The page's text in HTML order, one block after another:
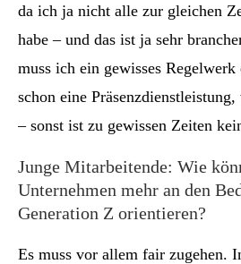
da ich ja nicht alle zur gleichen
habe – und das ist ja sehr
muss ich ein gewisses
schon eine
– sonst ist zu gewissen Zeiten
Junge Mitarbeitende: Wie
Unternehmen mehr an den
Generation Z orientieren?
Es muss vor allem fair zugehen.